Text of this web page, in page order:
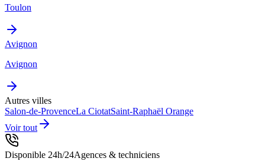
Toulon
Avignon
Avignon
Autres villes
Salon-de-ProvenceLa CiotatSaint-Raphaël Orange
Voir tout
Disponible 24h/24Agences & techniciens